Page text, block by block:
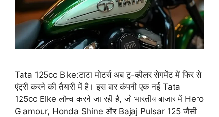
Tata 125cc Bike:टाटा मोटर्स अब टू-व्हीलर सेगमेंट में फिर से
एंट्री करने की तैयारी में है। इस बार कंपनी एक नई Tata
125cc Bike लॉन्च करने जा रही है, जो भारतीय बाजार में Hero
Glamour, Honda Shine और Bajaj Pulsar 125 जैसी